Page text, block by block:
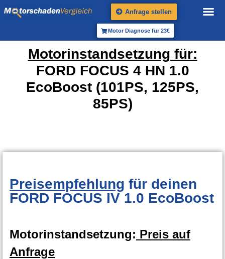
Anfrage stellen
Motor Diagnose für 23€
Motorinstandsetzung für:
FORD FOCUS 4 HN 1.0
EcoBoost (101PS, 125PS,
85PS)
Preisempfehlung für deinen
FORD FOCUS IV 1.0 EcoBoost
Motorinstandsetzung: Preis auf
Anfrage